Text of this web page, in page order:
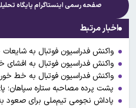
صفحه رسمی اینستاگرام پایگاه
اخبار مرتبط
واکنش فدراسیون فوتبال به
واکنش فدراسیون فوتبال به
واکنش فدراسیون فوتبال به خط
پشت پرده مصاحبه ستاره سپاهان؛
پاداش نجومی تیم‌ملی برای